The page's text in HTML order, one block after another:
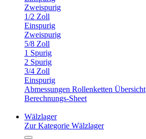
Zweispurig
1/2 Zoll
Einspurig
Zweispurig
5/8 Zoll
1 Spurig
2 Spurig
3/4 Zoll
Einspurig
Abmessungen Rollenketten Übersicht
Berechnungs-Sheet
Wälzlager
Zur Kategorie Wälzlager